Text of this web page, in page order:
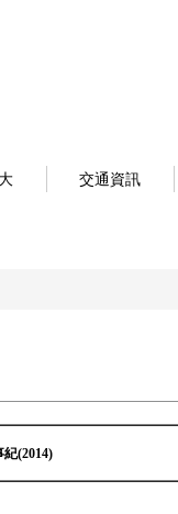
交通資訊
紀(2014)